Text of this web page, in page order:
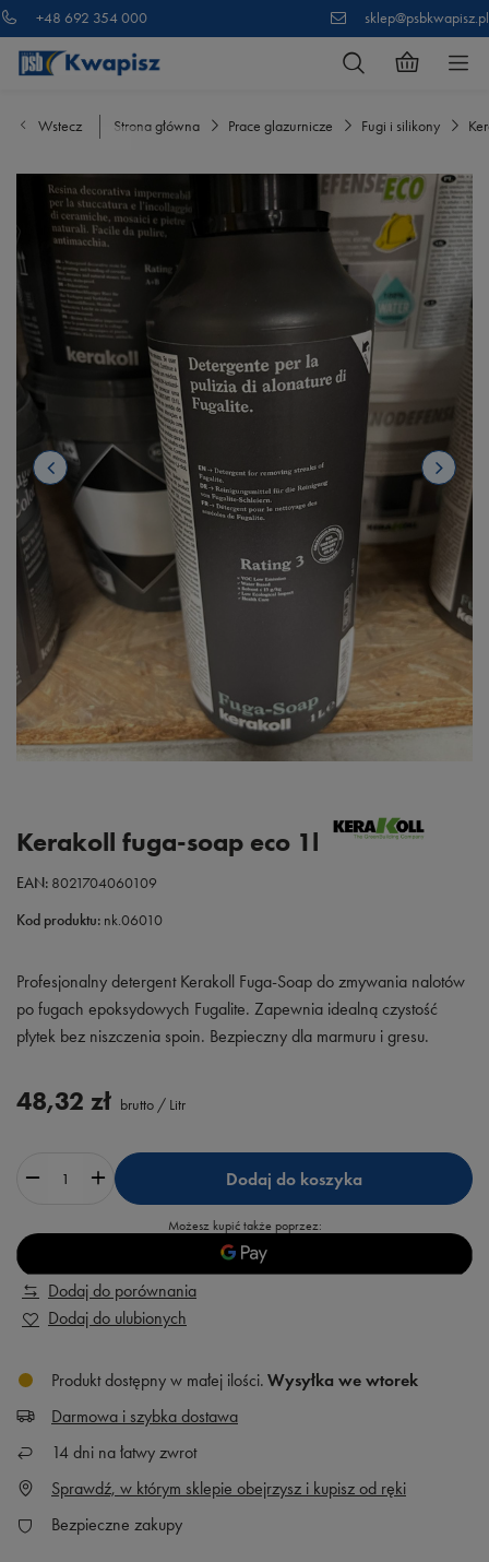
+48 692 354 000 sklep@psbkwapisz.pl
Wstecz Strona główna Prace glazurnicze Fugi i silikony
Kerakoll fuga-soap eco 1l
EAN: 8021704060109
Kod produktu: nk.06010
Profesjonalny detergent Kerakoll Fuga-Soap do zmywania nalotów
po fugach epoksydowych Fugalite. Zapewnia idealną czystość
płytek bez niszczenia spoin. Bezpieczny dla marmuru i gresu.
48,32 zł brutto / Litr
Dodaj do koszyka
Możesz kupić także poprzez:
Dodaj do porównania
Dodaj do ulubionych
Produkt dostępny w małej ilości Wysyłka we wtorek
Darmowa i szybka dostawa
14 dni na łatwy zwrot
Sprawdź, w którym sklepie obejrzysz i kupisz od ręki
Bezpieczne zakupy